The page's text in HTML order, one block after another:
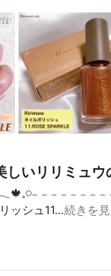
しいリリミュウ
𓐄 𓐄 𓐄 𓐄 𓐄 𓐄 𓐄
ッシュ11…続きを